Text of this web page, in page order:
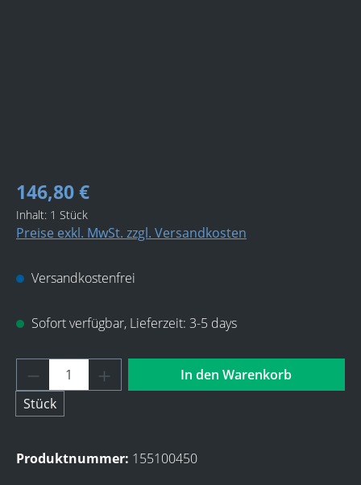
146,80 €
Inhalt: 1 Stück
Preise exkl. MwSt. zzgl. Versandkosten
Versandkostenfrei
Sofort verfügbar, Lieferzeit: 3-5 days
Produkt Anzahl: Gib den gewünschten
Stück
In den Warenkorb
Produktnummer: 155100450